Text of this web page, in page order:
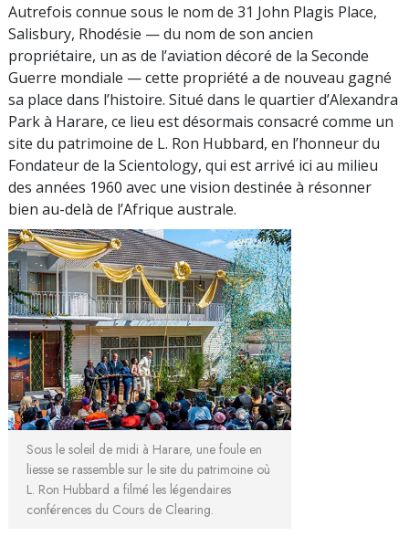
Autrefois connue sous le nom de 31 John Plagis Place,
Salisbury, Rhodésie — du nom de son ancien
propriétaire, un as de l’aviation décoré de la Seconde
Guerre mondiale — cette propriété a de nouveau gagné
sa place dans l’histoire. Situé dans le quartier d’Alexandra
Park à Harare, ce lieu est désormais consacré comme un
site du patrimoine de L. Ron Hubbard, en l’honneur du
Fondateur de la Scientology, qui est arrivé ici au milieu
des années 1960 avec une vision destinée à résonner
bien au-delà de l’Afrique australe.
Sous le soleil de midi à Harare, une foule en
liesse se rassemble sur le site du patrimoine où
L. Ron Hubbard a filmé les légendaires
conférences du Cours de Clearing.